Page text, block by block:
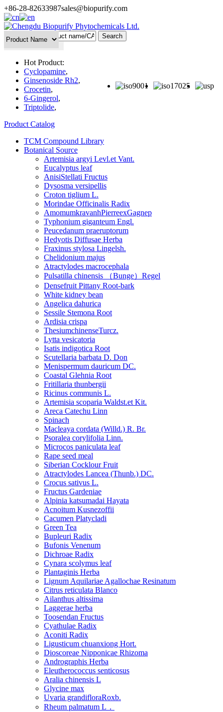
+86-28-82633987sales@biopurify.com
Hot Product:
Cyclopamine,
Ginsenoside Rh2,
Crocetin,
6-Gingerol,
Triptolide,
Product Catalog
TCM Compound Library
Botanical Source
Artemisia argyi Levl.et Vant.
Eucalyptus leaf
AnisiStellati Fructus
Dysosma versipellis
Croton tiglium L.
Morindae Officinalis Radix
AmomumkravanhPierreexGagnep
Typhonium giganteum Engl.
Peucedanum praeruptorum
Hedyotis Diffusae Herba
Fraxinus stylosa Lingelsh.
Chelidonium majus
Atractylodes macrocephala
Pulsatilla chinensis （Bunge）Regel
Densefruit Pittany Root-bark
White kidney bean
Angelica dahurica
Sessile Stemona Root
Ardisia crispa
ThesiumchinenseTurcz.
Lytta vesicatoria
Isatis indigotica Root
Scutellaria barbata D. Don
Menispermum dauricum DC.
Coastal Glehnia Root
Fritillaria thunbergii
Ricinus communis L.
Artemisia scoparia Waldst.et Kit.
Areca Catechu Linn
Spinach
Macleaya cordata (Willd.) R. Br.
Psoralea corylifolia Linn.
Microcos paniculata leaf
Rape seed meal
Siberian Cocklour Fruit
Atractylodes Lancea (Thunb.) DC.
Crocus sativus L.
Fructus Gardeniae
Alpinia katsumadai Hayata
Acnoitum Kusnezoffii
Cacumen Platycladi
Green Tea
Bupleuri Radix
Bufonis Venenum
Dichroae Radix
Cynara scolymus leaf
Plantaginis Herba
Lignum Aquilariae Agallochae Resinatum
Citrus reticulata Blanco
Ailanthus altissima
Laggerae herba
Toosendan Fructus
Cyathulae Radix
Aconiti Radix
Ligusticum chuanxiong Hort.
Dioscoreae Nipponicae Rhizoma
Andrographis Herba
Eleutherococcus senticosus
Aralia chinensis L
Glycine max
Uvaria grandifloraRoxb.
Rheum palmatum L．